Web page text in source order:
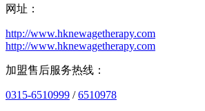
网址：
http://www.hknewagetherapy.com
http://www.hknewagetherapy.com
加盟售后服务热线：
0315-6510999 /6510978